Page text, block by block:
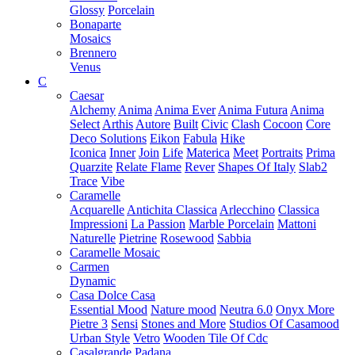
Glossy Porcelain
Bonaparte
Mosaics
Brennero
Venus
C
Caesar
Alchemy Anima Anima Ever Anima Futura Anima
Select Arthis Autore Built Civic Clash Cocoon Core
Deco Solutions Eikon Fabula Hike
Iconica Inner Join Life Materica Meet Portraits Prima
Quarzite Relate Flame Rever Shapes Of Italy Slab2
Trace Vibe
Caramelle
Acquarelle Antichita Classica Arlecchino Classica
Impressioni La Passion Marble Porcelain Mattoni
Naturelle Pietrine Rosewood Sabbia
Caramelle Mosaic
Carmen
Dynamic
Casa Dolce Casa
Essential Mood Nature mood Neutra 6.0 Onyx More
Pietre 3 Sensi Stones and More Studios Of Casamood
Urban Style Vetro Wooden Tile Of Cdc